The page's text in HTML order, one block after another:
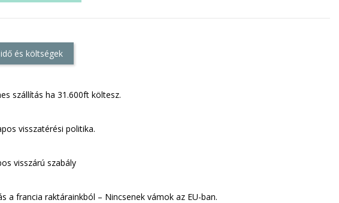
és költségek
szállítás ha 31.600ft költesz.
visszatérési politika.
visszárú szabály
a francia raktárainkból – Nincsenek vámok az EU-ban.